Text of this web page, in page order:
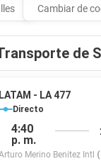
Cambiar de
de
LATAM - LA 477
Directo
4:40
p. m.
Merino Benitez Intl